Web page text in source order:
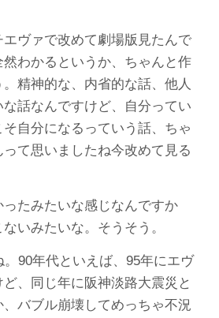
ヴァで改めて劇場版見たんで
わかるというか、ちゃんと作
精神的な、内省的な話、他人
話なんですけど、自分ってい
自分になるっていう話、ちゃ
て思いましたね今改めて見る
たみたいな感じなんですか
いみたいな。そうそう。
90年代といえば、95年にエヴ
、同じ年に阪神淡路大震災と
バブル崩壊してめっちゃ不況